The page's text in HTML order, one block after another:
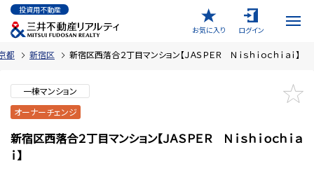
投資用不動産
お気に入り
ログイン
都 新宿区 新宿区西落合２丁目マンション【ＪＡＳＰＥＲ Ｎｉｓｈｉｏｃｈｉａｉ】
一棟マンション
オーナーチェンジ
新宿区西落合２丁目マンション【ＪＡＳＰＥＲ Ｎｉｓｈｉｏｃｈｉａ
ｉ】